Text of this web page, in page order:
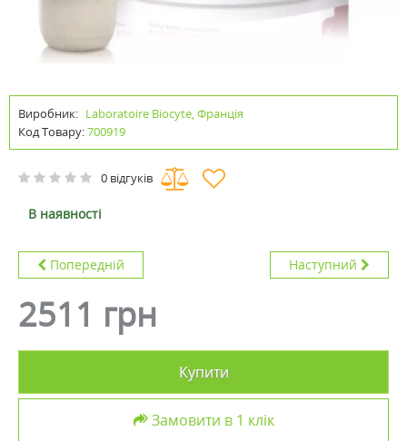
Виробник: Laboratoire Biocyte, Франція
Код Товару:700919
0 відгуків
В наявності
Попередній Наступний
2511 грн
Купити
Замовити в 1 клік